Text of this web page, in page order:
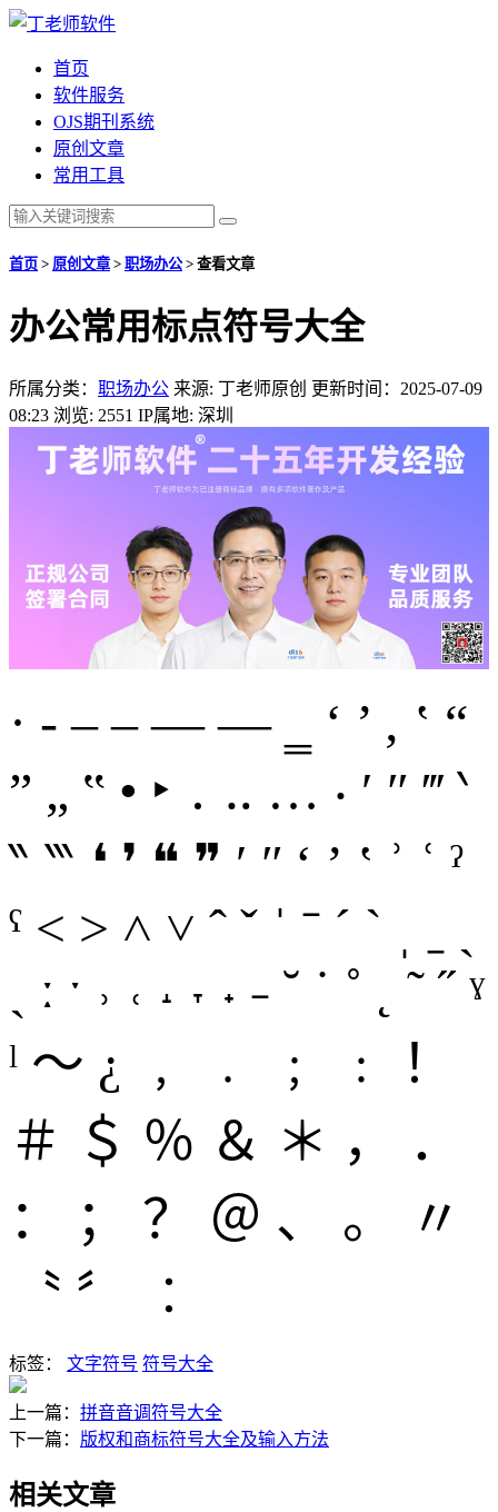
首页
软件服务
OJS期刊系统
原创文章
常用工具
首页 > 原创文章> 职场办公> 查看文章
办公常用标点符号大全
所属分类： 职场办公 来源: 丁老师原创 更新时间：2025-07-09
08:23 浏览: 2551 IP属地: 深圳
· ‑ ‒ – — ― ‗ ‘ ’ ‚ ‛ “
” „ ‟ • ‣ ․ ‥ … ‧ ′ ″ ‴ ‵
‶ ‷ ❛ ❜ ❝ ❞ ʹ ʺ ʻ ʼ ʽ ʾ ʿ ˀ
ˁ ˂ ˃ ˄ ˅ ˆ ˇ ˈ ˉ ˊ ˋ ˌ ˍ ˎ
ˏ ː ˑ ˒ ˓ ˔ ˕ ˖ ˗ ˘ ˙ ˚ ˛ ˜ ˝ ˠ
ˡ ～ ¿ ﹐ ﹒ ﹔ ﹕ ！
＃ ＄ ％ ＆ ＊ ， ．
： ； ？ ＠ 、 。 〃
〝 〞 ︰
标签： 文字符号 符号大全
上一篇： 拼音音调符号大全
下一篇： 版权和商标符号大全及输入方法
相关文章